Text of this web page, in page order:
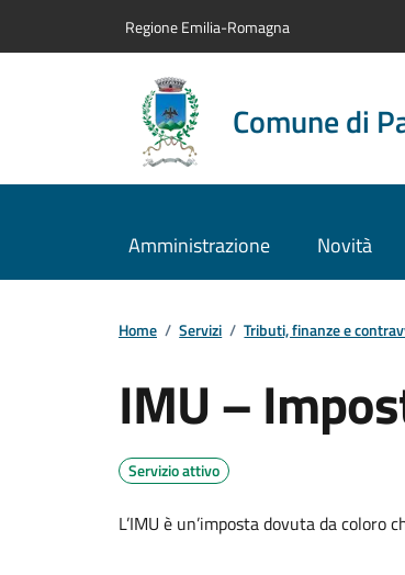
Regione Emilia-Romagna
Comune di
Amministrazione Novità
Home / Servizi / Tributi, finanze e
IMU –
Servizio attivo
L’IMU è un’imposta dovuta da